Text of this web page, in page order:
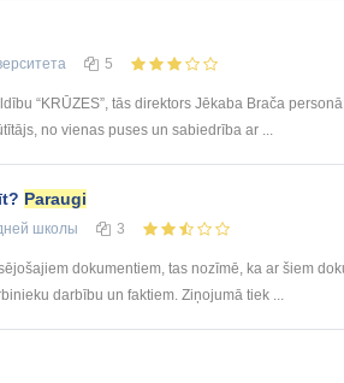
5
“KRŪZES”, tās direktors Jēkaba Brača
no vienas puses un sabiedrība ar ...
Paraugi
школы 3
dokumentiem, tas nozīmē, ka ar šiem
darbību un faktiem. Ziņojumā tiek ...